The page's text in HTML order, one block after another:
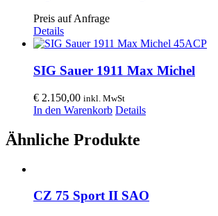
Preis auf Anfrage
Details
SIG Sauer 1911 Max Michel
€ 2.150,00 inkl. MwSt
In den Warenkorb Details
Ähnliche Produkte
CZ 75 Sport II SAO